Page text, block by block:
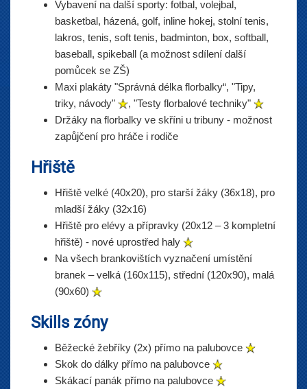
Vybavení na další sporty: fotbal, volejbal,
basketbal, házená, golf, inline hokej, stolní tenis,
lakros, tenis, soft tenis, badminton, box, softball,
baseball, spikeball (a možnost sdílení další
pomůcek se ZŠ)
Maxi plakáty "Správná délka florbalky“, "Tipy,
triky, návody"
, "Testy florbalové techniky"
Držáky na florbalky ve skříni u tribuny - možnost
zapůjčení pro hráče i rodiče
Hřiště
Hřiště velké (40x20), pro starší žáky (36x18), pro
mladší žáky (32x16)
Hřiště pro elévy a přípravky (20x12 – 3 kompletní
hřiště) - nové uprostřed haly
Na všech brankovištích vyznačení umístění
branek – velká (160x115), střední (120x90), malá
(90x60)
Skills zóny
Běžecké žebříky (2x) přímo na palubovce
Skok do dálky přímo na palubovce
Skákací panák přímo na palubovce